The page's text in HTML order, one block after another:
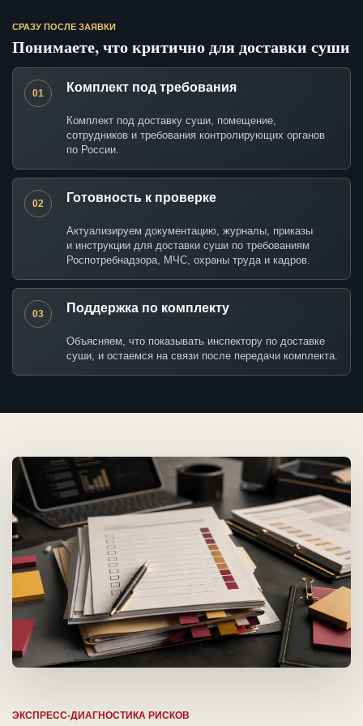
СРАЗУ ПОСЛЕ ЗАЯВКИ
Понимаете, что критично для доставки суши
01 Комплект под требования
Комплект под доставку суши, помещение,
сотрудников и требования контролирующих органов
по России.
02 Готовность к проверке
Актуализируем документацию, журналы, приказы
и инструкции для доставки суши по требованиям
Роспотребнадзора, МЧС, охраны труда и кадров.
03 Поддержка по комплекту
Объясняем, что показывать инспектору по доставке
суши, и остаемся на связи после передачи комплекта.
ЭКСПРЕСС-ДИАГНОСТИКА РИСКОВ